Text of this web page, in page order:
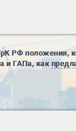
РФ положения,
и ГАПа, как